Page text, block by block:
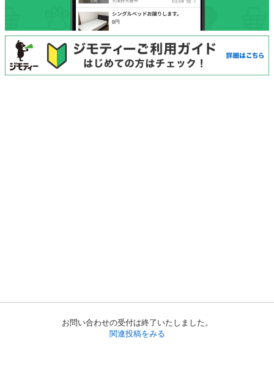
お問い合わせの受付は終了いたしました。
関連投稿をみる